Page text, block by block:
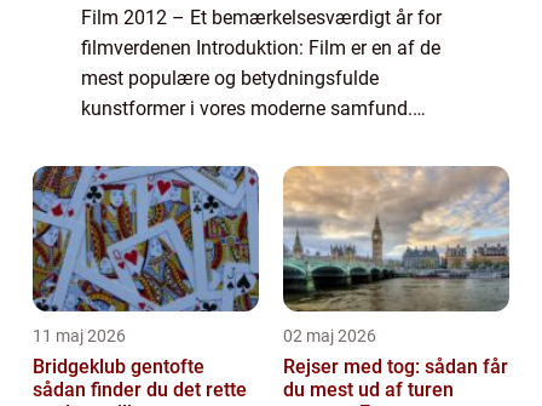
Film 2012 – Et bemærkelsesværdigt år for
filmverdenen Introduktion: Film er en af de
mest populære og betydningsfulde
kunstformer i vores moderne samfund.
glæde, underholdning og refleksion for fi...
11 maj 2026
Bridgeklub gentofte
sådan finder du det rette
02 maj 2026
Rejser med tog: sådan får
du mest ud af turen